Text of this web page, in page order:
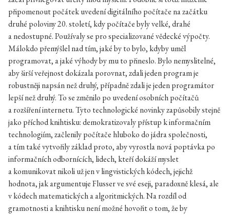
připomenout počátek uvedení digitálního počítače na začátku
druhé poloviny 20. století, kdy počítače byly velké, drahé
a nedostupné. Používaly se pro specializované vědecké výpočty.
Málokdo přemýšlel nad tím, jaké by to bylo, kdyby uměl
programovat, a jaké výhody by mu to přineslo. Bylo nemyslitelné,
aby širší veřejnost dokázala porovnat, zdali jeden program je
robustněji napsán než druhý, případně zdali je jeden programátor
lepší než druhý. To se změnilo po uvedení osobních počítačů
a rozšíření internetu. Tyto technologické novinky zapůsobily stejně
jako příchod knihtisku: demokratizovaly přístup k informačním
technologiím, začlenily počítače hluboko do jádra společnosti,
a tím také vytvořily základ proto, aby vyrostla nová poptávka po
informačních odbornících, lidech, kteří dokáží myslet
a komunikovat nikoli už jen v lingvistických kódech, jejichž
hodnota, jak argumentuje Flusser ve své eseji, paradoxně klesá, ale
v kódech matematických a algoritmických. Na rozdíl od
gramotnosti a knihtisku není možné hovořit o tom, že by